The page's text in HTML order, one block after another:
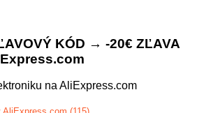
KÓD → -20€ ZĽAVA